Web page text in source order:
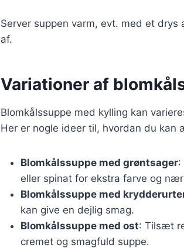
Server suppen varm, evt. med et
af.
Variationer af
Blomkålssuppe med kylling kan
Her er nogle ideer til, hvordan du kan
Blomkålssuppe med grøntsager:
eller spinat for ekstra farve og
Blomkålssuppe med
kan give en dejlig smag.
Blomkålssuppe med ost: Tilsæt
cremet og smagfuld suppe.